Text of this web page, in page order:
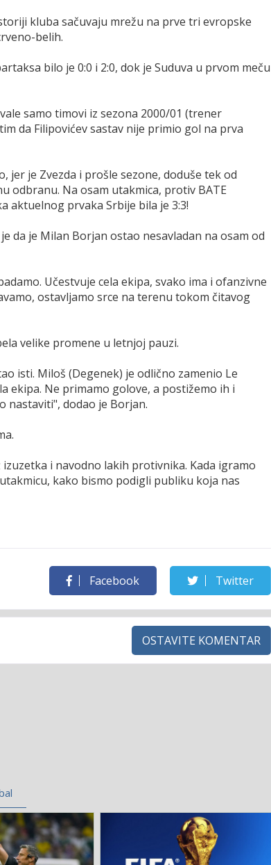
kluba sačuvaju mrežu na prve tri evropske
belih.
bilo je 0:0 i 2:0, dok je Suduva u prvom meču
samo timovi iz sezona 2000/01 (trener
da Filipovićev sastav nije primio gol na prva
je Zvezda i prošle sezone, doduše tek od
odbranu. Na osam utakmica, protiv BATE
aktuelnog prvaka Srbije bila je 3:3!
da je Milan Borjan ostao nesavladan na osam od
Učestvuje cela ekipa, svako ima i ofanzivne
ostavljamo srce na terenu tokom čitavog
velike promene u letnjoj pauzi.
isti. Miloš (Degenek) je odlično zamenio Le
ekipa. Ne primamo golove, a postižemo ih i
nastaviti", dodao je Borjan.
i navodno lakih protivnika. Kada igramo
kako bismo podigli publiku koja nas
Facebook Twitter
OSTAVITE KOMENTAR